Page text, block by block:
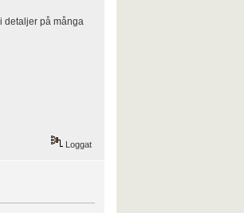
detaljer på många
Loggat